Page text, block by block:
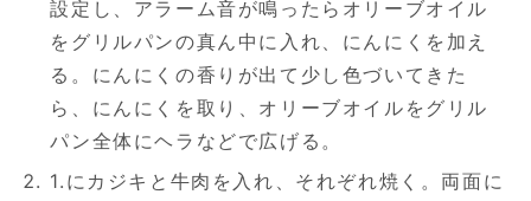
設定し、アラーム音が鳴ったらオリーブオイル
をグリルパンの真ん中に入れ、にんにくを加え
る。にんにくの香りが出て少し色づいてきた
ら、にんにくを取り、オリーブオイルをグリル
パン全体にヘラなどで広げる。
1.にカジキと牛肉を入れ、それぞれ焼く。両面に